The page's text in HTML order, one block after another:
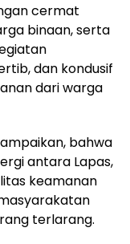
cermat
binaan, serta
dan kondusif
dari warga
bahwa
antara Lapas,
keamanan
terlarang.